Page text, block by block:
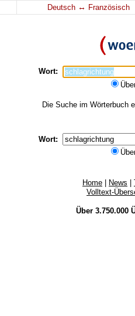
Deutsch ↔ Französisch
Wort:
Die Suche im Wörterbuch
Wort:
Home News
Volltext-
Über 3.750.000